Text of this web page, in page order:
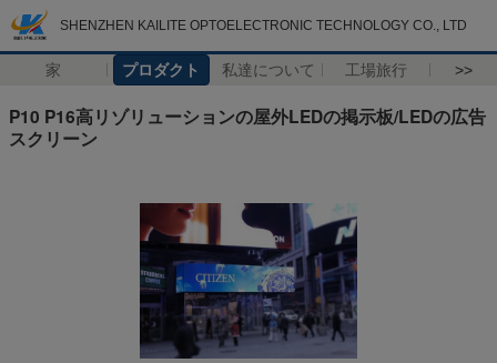
SHENZHEN KAILITE OPTOELECTRONIC TECHNOLOGY CO., LTD
家 プロダクト 私達について 工場旅行 >>
P10 P16高リゾリューションの屋外LEDの掲示板/LEDの広告
スクリーン